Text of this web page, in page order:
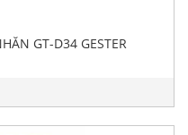
GT-D34 GESTER